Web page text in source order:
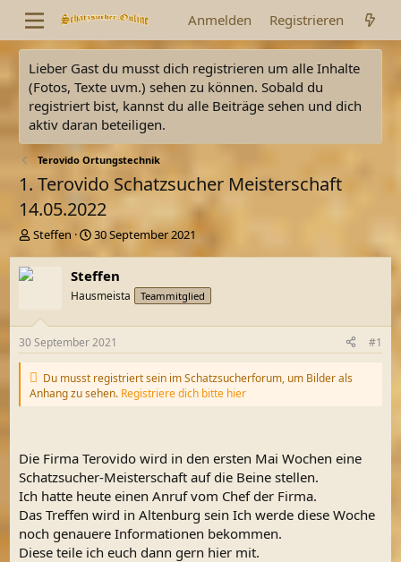
Anmelden Registrieren
Lieber Gast du musst dich registrieren um alle Inhalte
(Fotos, Texte uvm.) sehen zu können. Sobald du
registriert bist, kannst du alle Beiträge sehen und dich
aktiv daran beteiligen.
Terovido Ortungstechnik
1. Terovido Schatzsucher Meisterschaft
14.05.2022
E
t
l
e
Steffen
E
t
e
l
t
m
30 September 2021
Steffen
Hausmeista Teammitglied
30 September 2021 #1
Du musst registriert sein im Schatzsucherforum, um Bilder als
Anhang zu sehen. Registriere dich bitte hier
Die Firma Terovido wird in den ersten Mai Wochen eine
Schatzsucher-Meisterschaft auf die Beine stellen.
Ich hatte heute einen Anruf vom Chef der Firma.
Das Treffen wird in Altenburg sein Ich werde diese Woche
noch genauere Informationen bekommen.
Diese teile ich euch dann gern hier mit.